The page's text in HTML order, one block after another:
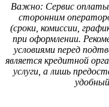
Важно: Сервис
сторонним
(сроки, комиссии,
при оформлении.
условиями перед
является кредитной
услуги, а лишь